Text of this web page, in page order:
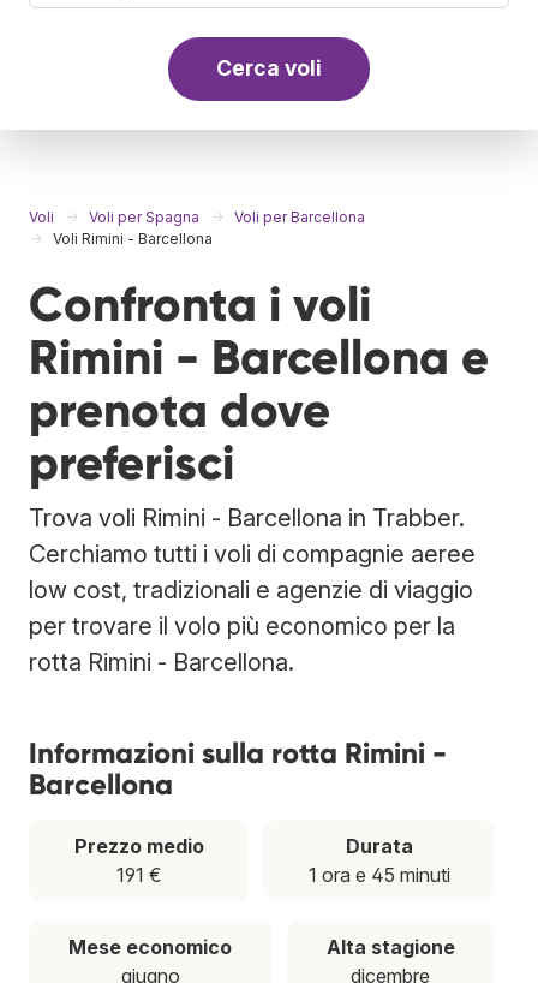
Cerca voli
Voli Voli per Spagna
Voli per Barcellona
Voli Rimini - Barcellona
Confronta i voli
Rimini - Barcellona e
prenota dove
preferisci
Trova voli Rimini - Barcellona in Trabber.
Cerchiamo tutti i voli di compagnie aeree
low cost, tradizionali e agenzie di viaggio
per trovare il volo più economico per la
rotta Rimini - Barcellona.
Informazioni sulla rotta Rimini -
Barcellona
Prezzo medio
191 €
Durata
1 ora e 45 minuti
Mese economico
giugno
Alta stagione
dicembre